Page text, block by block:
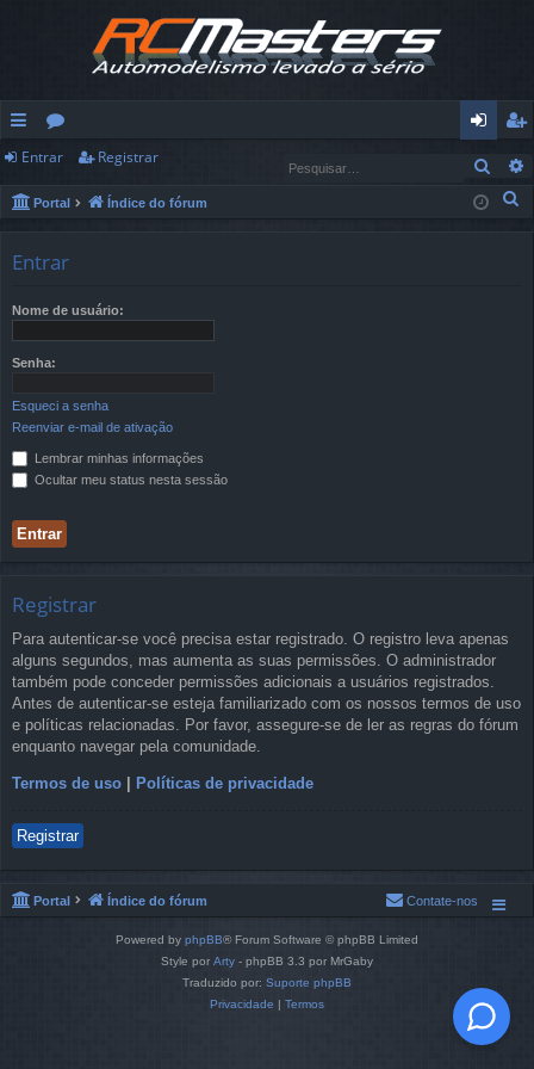
in
ks
pi
d
os
ór
u
nt
ra
eg
ist
Entrar Registrar
Portal Índice do fórum
Entrar
Nome de usuário:
Senha:
Esqueci a senha
Reenviar e-mail de ativação
Lembrar minhas informações
Ocultar meu status nesta sessão
Registrar
Para autenticar-se você precisa estar registrado. O registro leva apenas
alguns segundos, mas aumenta as suas permissões. O administrador
também pode conceder permissões adicionais a usuários registrados.
Antes de autenticar-se esteja familiarizado com os nossos termos de uso
e políticas relacionadas. Por favor, assegure-se de ler as regras do fórum
enquanto navegar pela comunidade.
Termos de uso | Políticas de privacidade
Registrar
Portal Índice do fórum Contate-nos
Powered by phpBB® Forum Software © phpBB Limited
Style por Arty - phpBB 3.3 por MrGaby
Traduzido por: Suporte phpBB
Privacidade | Termos